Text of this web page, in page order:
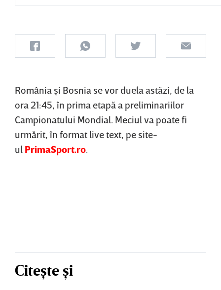
România şi Bosnia se vor duela astăzi, de la
ora 21:45, în prima etapă a preliminariilor
Campionatului Mondial. Meciul va poate fi
urmărit, în format live text, pe site-
ul PrimaSport.ro.
Citește și